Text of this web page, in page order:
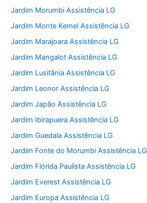
Jardim Morumbi Assistência LG
Jardim Monte Kemel Assistência LG
Jardim Marajoara Assistência LG
Jardim Mangalot Assistência LG
Jardim Lusitânia Assistência LG
Jardim Leonor Assistência LG
Jardim Japão Assistência LG
Jardim Ibirapuera Assistência LG
Jardim Guedala Assistência LG
Jardim Fonte do Morumbi Assistência LG
Jardim Flórida Paulista Assistência LG
Jardim Everest Assistência LG
Jardim Europa Assistência LG